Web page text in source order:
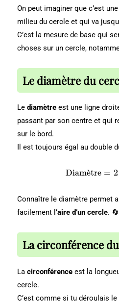
On peut imaginer que c’est
milieu du cercle et qui va
C’est la mesure de base qui
choses sur un cercle,
Le diamètre du
Le diamètre est une ligne
passant par son centre et qui
sur le bord.
Il est toujours égal au double
\
t
{
ia
m
}
2
Diame
ˋtre = 2
Connaître le diamètre permet
facilement l’aire d’un cercle. 🔄
La circonférence
La circonférence est la
cercle.
C’est comme si tu déroulais